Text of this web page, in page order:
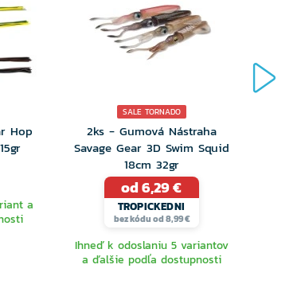
Hop
a
SALE TORNADO
2ks - Gumová Nástraha
Savage Gear 3D Swim Squid
18cm 32gr
od 6,29 €
TROPICKEDNI
bez kódu od 8,99 €
Ihneď k odoslaniu 5 variantov
a ďalšie podľa dostupnosti